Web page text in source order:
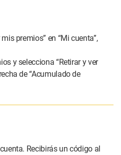
premios” en “Mi cuenta”,
y selecciona “Retirar y ver
de “Acumulado de
Recibirás un código al